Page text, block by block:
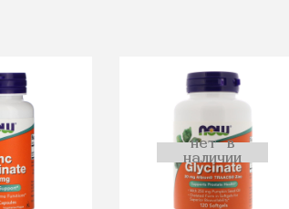
нет в
наличии